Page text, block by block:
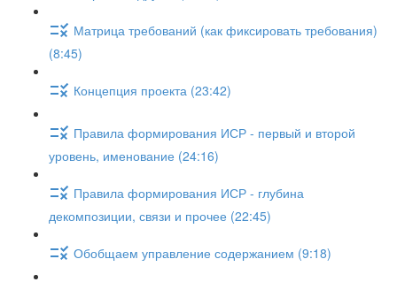
Матрица требований (как фиксировать требования)
(8:45)
Концепция проекта (23:42)
Правила формирования ИСР - первый и второй
уровень, именование (24:16)
Правила формирования ИСР - глубина
декомпозиции, связи и прочее (22:45)
Обобщаем управление содержанием (9:18)